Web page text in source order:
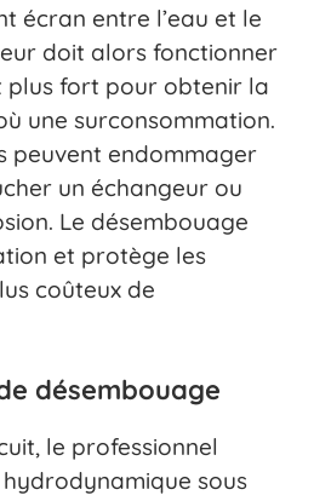
écran entre l’eau et le
doit alors fonctionner
plus fort pour obtenir la
une surconsommation.
peuvent endommager
un échangeur ou
Le désembouage
et protège les
coûteux de
désembouage
le professionnel
sous